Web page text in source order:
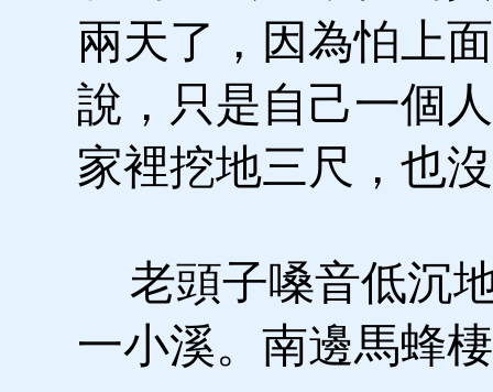
兩天了，因為怕上
說，只是自己一個
家裡挖地三尺，也
老頭子嗓音低沉
一小溪。南邊馬蜂